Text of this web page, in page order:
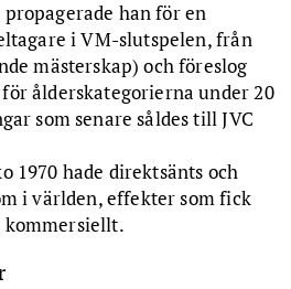
han för en
i VM-slutspelen, från
mästerskap) och föreslog
ålderskategorierna under 20
som senare såldes till JVC
1970 hade direktsänts och
i världen, effekter som fick
kommersiellt.